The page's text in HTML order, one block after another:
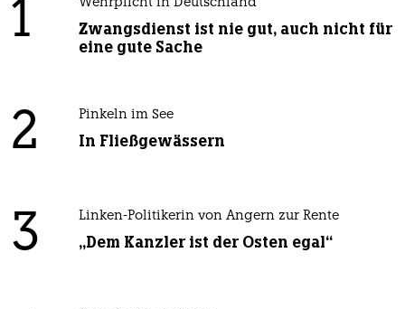
1 Wehrplicht in Deutschland
Zwangsdienst ist nie gut, auch nicht für
eine gute Sache
2 Pinkeln im See
In Fließgewässern
3 Linken-Politikerin von Angern zur Rente
„Dem Kanzler ist der Osten egal“